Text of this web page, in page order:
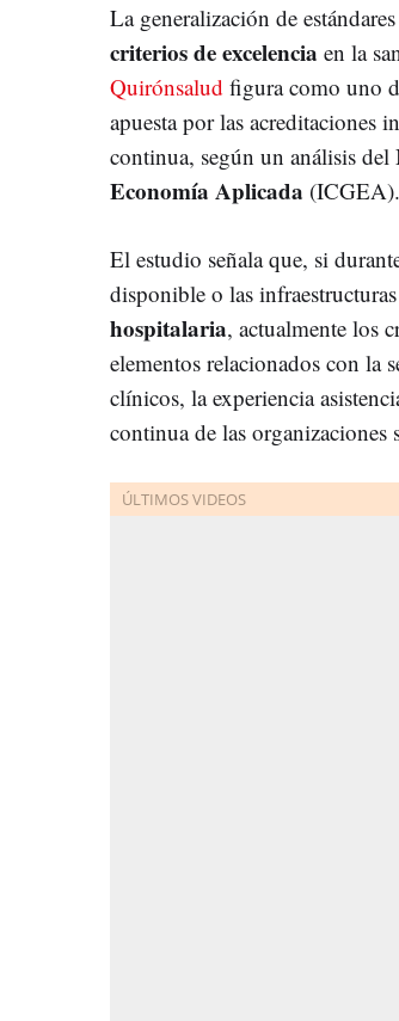
La generalización de
criterios de excelencia en la
Quirónsalud figura como uno
apuesta por las acreditaciones
continua, según un análisis del
Economía Aplicada (ICGEA).
El estudio señala que, si
disponible o las
hospitalaria, actualmente los
elementos relacionados con la
clínicos, la experiencia
continua de las organizaciones